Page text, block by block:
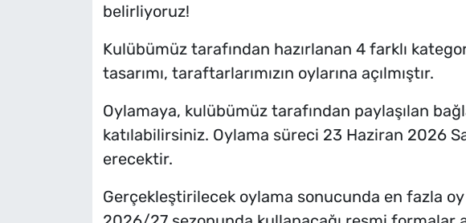
belirliyoruz!
Kulübümüz tarafından hazırlanan 4 farklı
tasarımı, taraftarlarımızın oylarına açılmıştır.
Oylamaya, kulübümüz tarafından paylaşılan
katılabilirsiniz. Oylama süreci 23 Haziran 2026
erecektir.
Gerçekleştirilecek oylama sonucunda en fazla oy